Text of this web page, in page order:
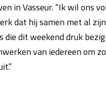
in Vasseur. “Ik wil ons
dat hij samen met al zijn
die dit weekend druk
van iedereen om